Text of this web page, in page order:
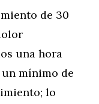
de 30
una hora
mínimo de
lo